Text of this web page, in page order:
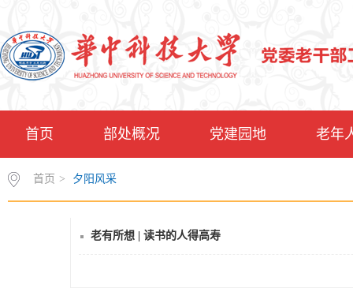
首页 部处概况 党建园地 老年
首页 > 夕阳风采
老有所想 | 读书的人得高寿